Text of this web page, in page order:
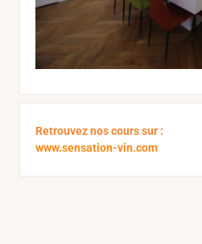
Retrouvez nos cours sur :
www.sensation-vin.com